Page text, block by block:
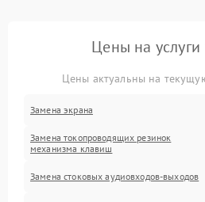
Цены на
Цены актуальны на
Замена экрана
Замена токопроводящих резинок
механизма клавиш
Замена стоковых аудиовходов-выходов